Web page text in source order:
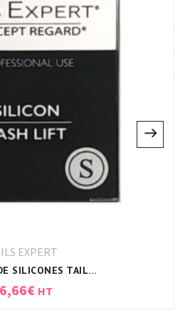
EXPERT
5 PAIRES DE SILICONES TAILLE S
6,66€ HT